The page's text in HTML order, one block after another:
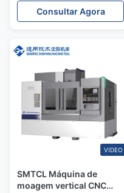
VMC850Q 4 eixos CNC
fresadora com
Consultar Agora
VIDEO
SMTCL Máquina de
moagem vertical CNC